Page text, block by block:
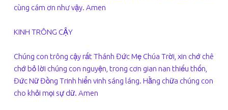
cùng cám ơn như vậy. Amen
KINH TRÔNG CẬY
Chúng con trông cậy rất Thánh Đức Mẹ Chúa Trời, xin chớ chê
chớ bỏ lời chúng con nguyện, trong cơn gian nan thiếu thốn,
Đức Nữ Đồng Trinh hiển vinh sáng láng. Hằng chữa chúng con
cho khỏi mọi sự dữ. Amen